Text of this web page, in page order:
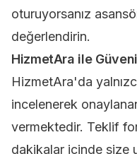
oturuyorsanız
değerlendirin.
HizmetAra ile
HizmetAra'da
incelenerek
vermektedir. Teklif
dakikalar içinde size